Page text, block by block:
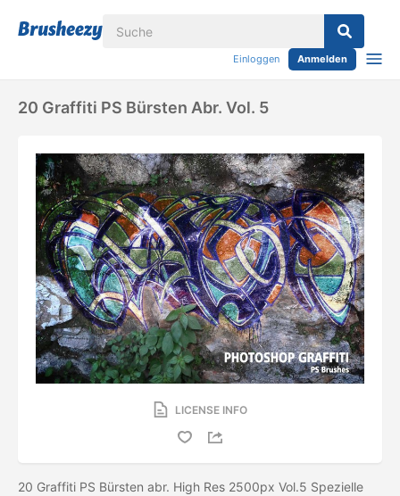
Einloggen Anmelden
20 Graffiti PS Bürsten Abr. Vol. 5
LICENSE INFO
20 Graffiti PS Bürsten abr. High Res 2500px Vol.5 Spezielle